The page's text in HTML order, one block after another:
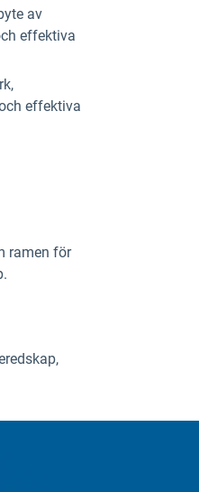
av
effektiva
effektiva
ramen för